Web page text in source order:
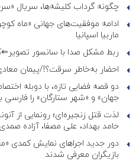
چگونه گرداب کلیشه‌ها، سریال
ادامه موفقیت‌های جهانی «ماه
ماربیا اسپانیا
ربط مشکل صدا با سانسور
احضار به‌خاطر سرقت؟!/پیمان
دو قصه فضایی تازه، با دوبله
جهان» و «شهر ستارگان» را فارسی
لذت قتل زنجیره‌ای؛ رونمایی از
حامد بهداد، علی مصفا، آزاده
دور جدید اجراهای نمایش کمدی
بازیگران معرفی شدند